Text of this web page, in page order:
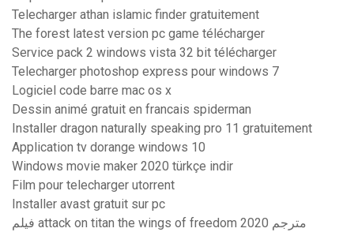
Telecharger athan islamic finder gratuitement
The forest latest version pc game télécharger
Service pack 2 windows vista 32 bit télécharger
Telecharger photoshop express pour windows 7
Logiciel code barre mac os x
Dessin animé gratuit en francais spiderman
Installer dragon naturally speaking pro 11 gratuitement
Application tv dorange windows 10
Windows movie maker 2020 türkçe indir
Film pour telecharger utorrent
Installer avast gratuit sur pc
فيلم attack on titan the wings of freedom 2020 مترجم